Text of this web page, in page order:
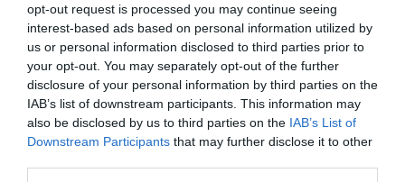
opt-out request is processed you may continue seeing
interest-based ads based on personal information utilized by
us or personal information disclosed to third parties prior to
your opt-out. You may separately opt-out of the further
disclosure of your personal information by third parties on the
IAB’s list of downstream participants. This information may
also be disclosed by us to third parties on the IAB’s List of
Downstream Participants that may further disclose it to other
08.08.2026 | 09:02
«Η απόλυτη τραγωδία»: Η «αιχμηρή» ανάρτηση
του Αρκά για τα τατουάζ (φωτο)